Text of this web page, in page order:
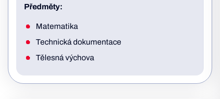
Předměty:
Matematika
Technická dokumentace
Tělesná výchova